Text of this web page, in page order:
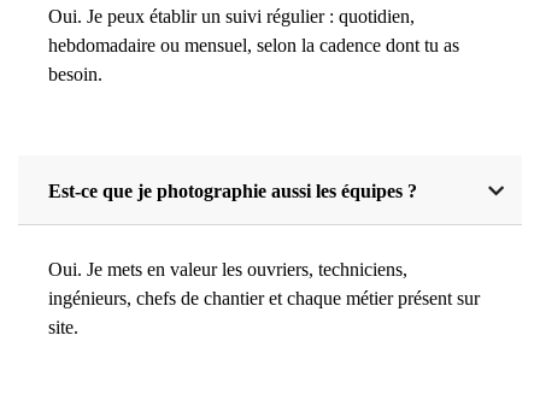
Oui. Je peux établir un suivi régulier : quotidien,
hebdomadaire ou mensuel, selon la cadence dont tu as
besoin.
Est-ce que je photographie aussi les équipes ?
Oui. Je mets en valeur les ouvriers, techniciens,
ingénieurs, chefs de chantier et chaque métier présent sur
site.